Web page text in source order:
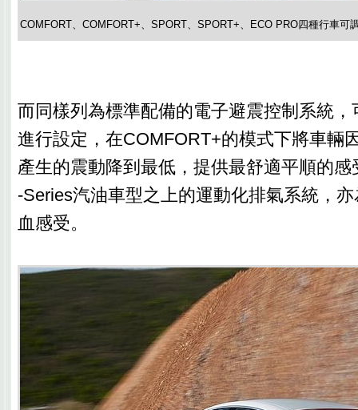
COMFORT、COMFORT+、SPORT、SPORT+、ECO PRO四種行車可
而同樣列為標準配備的電子避震控制系統
進行設定，在COMFORT+的模式下將車輛
產生的震動降到最低，提供最舒適平順的
-Series汽油車型之上的運動化排氣系統，
血感受。